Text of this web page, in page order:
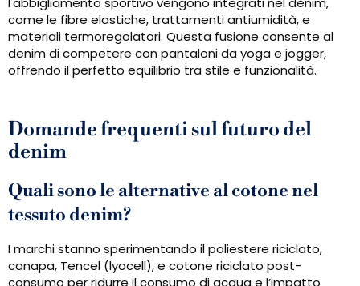
come le fibre elastiche, trattamenti antiumidità, e
materiali termoregolatori. Questa fusione consente al
denim di competere con pantaloni da yoga e jogger,
offrendo il perfetto equilibrio tra stile e funzionalità.
Domande frequenti sul futuro del
denim
Quali sono le alternative al cotone nel
tessuto denim?
I marchi stanno sperimentando il poliestere riciclato,
canapa, Tencel (lyocell), e cotone riciclato post-
consumo per ridurre il consumo di acqua e l’impatto